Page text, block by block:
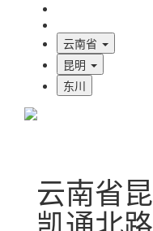
云南省
昆明
东川
云南省